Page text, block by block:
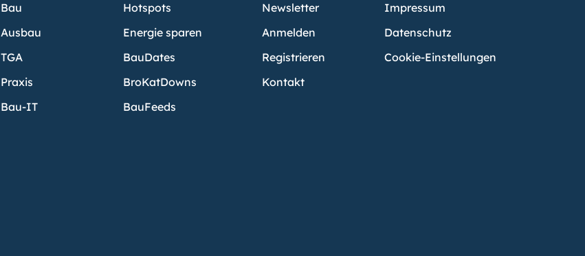
Bau
Ausbau
TGA
Praxis
Bau-IT
Hotspots
Energie sparen
BauDates
BroKatDowns
BauFeeds
Newsletter
Anmelden
Registrieren
Kontakt
Impressum
Datenschutz
Cookie-Einstellungen